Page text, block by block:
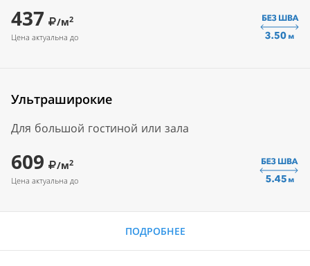
437 /м2
Цена актуальна до
Ультраширокие
Для большой гостиной или зала
609 /м2
Цена актуальна до
ПОДРОБНЕЕ